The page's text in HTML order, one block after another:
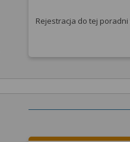
Rejestracja do tej